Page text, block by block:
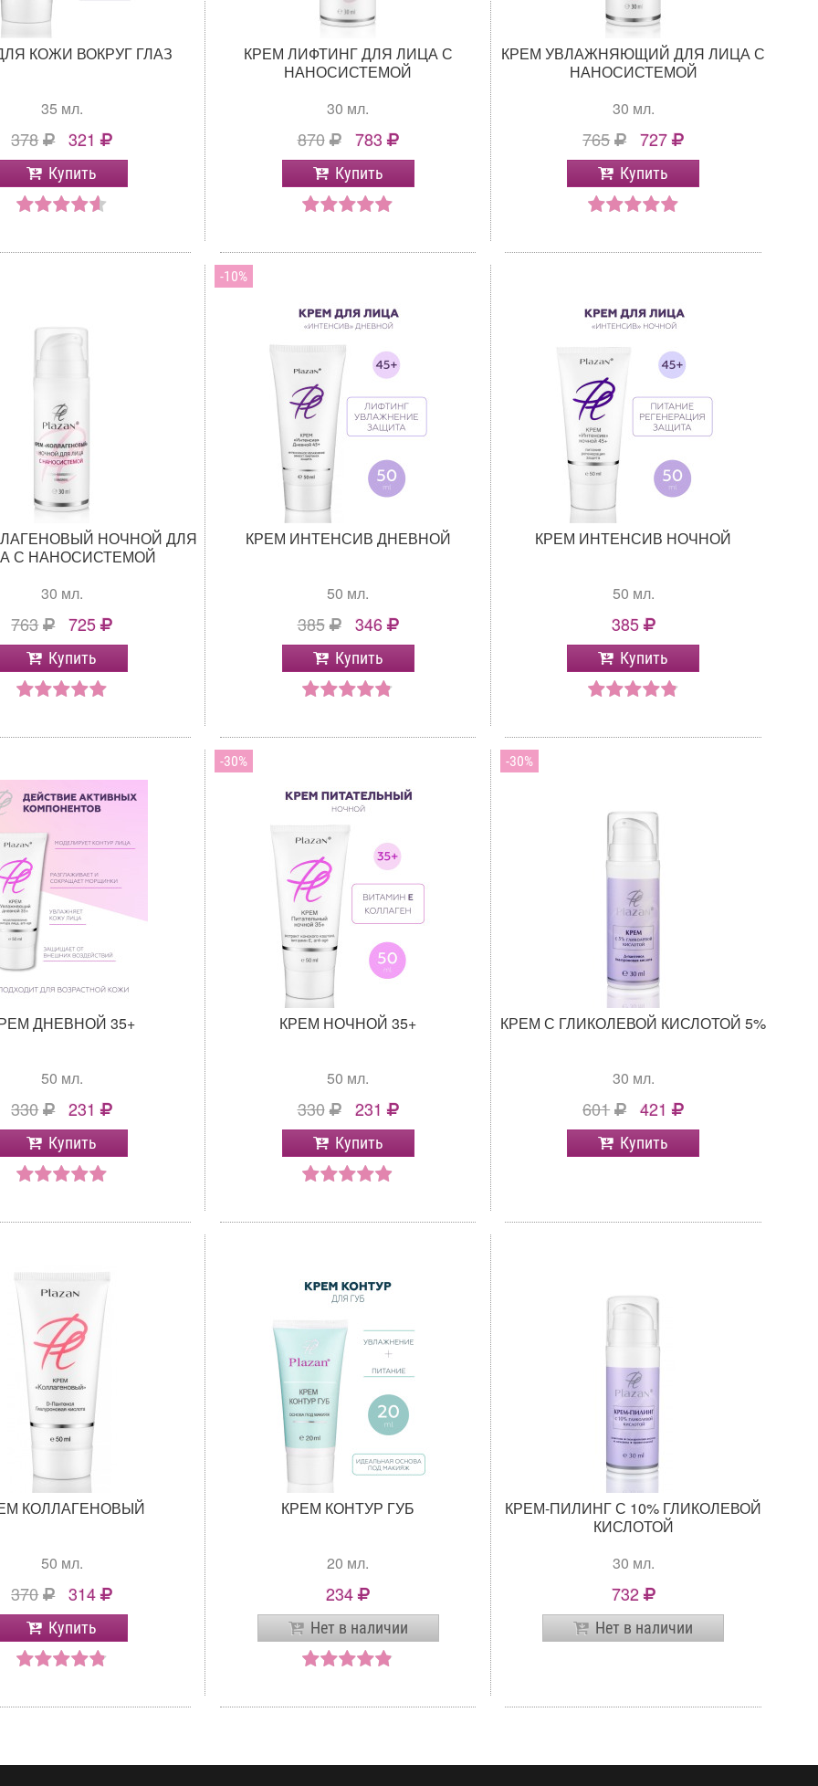
КОЖИ ВОКРУГ ГЛАЗ
35 мл.
378 321
Купить
КРЕМ ЛИФТИНГ ДЛЯ ЛИЦА С
НАНОСИСТЕМОЙ
30 мл.
870 783
Купить
КРЕМ УВЛАЖНЯЮЩИЙ ДЛЯ ЛИЦА С
НАНОСИСТЕМОЙ
30 мл.
765 727
Купить
НОЧНОЙ ДЛЯ
С НАНОСИСТЕМОЙ
30 мл.
763 725
Купить
10
КРЕМ ИНТЕНСИВ ДНЕВНОЙ
50 мл.
385 346
Купить
КРЕМ ИНТЕНСИВ НОЧНОЙ
50 мл.
385
Купить
ДНЕВНОЙ 35+
50 мл.
330 231
Купить
30
КРЕМ НОЧНОЙ 35+
50 мл.
330 231
Купить
30
КРЕМ С ГЛИКОЛЕВОЙ КИСЛОТОЙ 5%
30 мл.
601 421
Купить
КОЛЛАГЕНОВЫЙ
50 мл.
370 314
Купить
КРЕМ КОНТУР ГУБ
20 мл.
234
Нет в наличии
КРЕМ-ПИЛИНГ С 10% ГЛИКОЛЕВОЙ
КИСЛОТОЙ
30 мл.
732
Нет в наличии